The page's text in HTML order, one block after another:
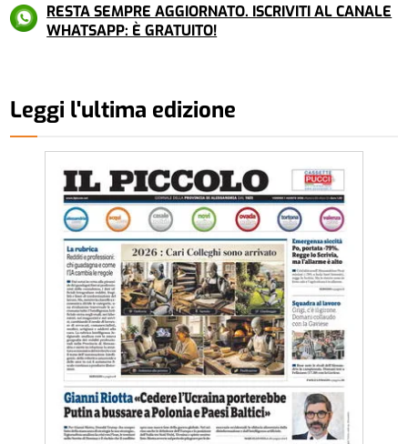
RESTA SEMPRE AGGIORNATO. ISCRIVITI AL CANALE
WHATSAPP: È GRATUITO!
Leggi l'ultima edizione